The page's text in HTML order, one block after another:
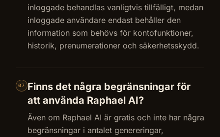
inloggade behandlas vanligtvis tillfälligt, medan
inloggade användare endast behåller den
information som behövs för kontofunktioner,
historik, prenumerationer och säkerhetsskydd.
07
Finns det några begränsningar för
att använda Raphael AI?
Även om Raphael AI är gratis och inte har några
begränsningar i antalet genereringar,